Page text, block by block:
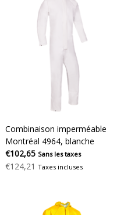
Combinaison imperméable
Montréal 4964, blanche
€102,65 Sans les taxes
€124,21 Taxes incluses